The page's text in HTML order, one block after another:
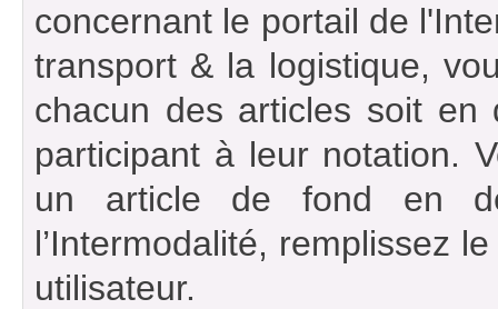
concernant le portail de
transport & la logistique,
chacun des articles soit en
participant à leur notation.
un article de fond en
l’Intermodalité, remplissez
utilisateur.